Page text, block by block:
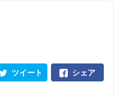
シェア
ツイート